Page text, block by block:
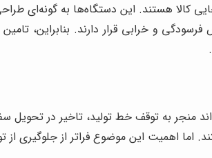
کالا هستند. این دستگاه‌ها به گونه‌ای
و خرابی قرار دارند. بنابراین،
منجر به توقف خط تولید، تاخیر در
اما اهمیت این موضوع فراتر از جلوگیری